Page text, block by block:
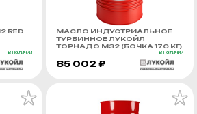
RED
В наличии
МАСЛО ИНДУСТРИАЛЬНОЕ
ТУРБИННОЕ ЛУКОЙЛ
ТОРНАДО М32 (БОЧКА 170 КГ)
В наличии
85 002 ₽